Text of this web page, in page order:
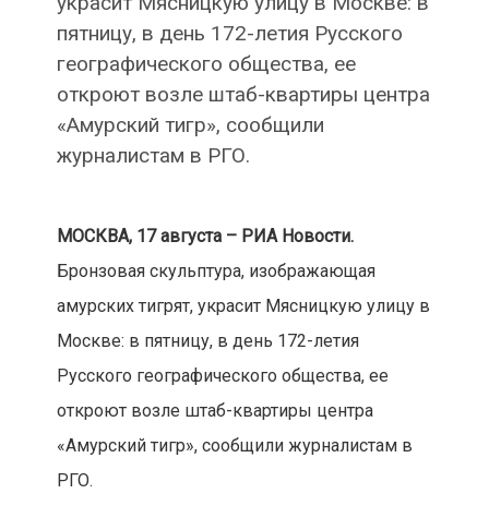
пятницу, в день 172-летия Русского
географического общества, ее
откроют возле штаб-квартиры центра
«Амурский тигр», сообщили
журналистам в РГО.
МОСКВА, 17 августа – РИА Новости.
Бронзовая скульптура, изображающая
амурских тигрят, украсит Мясницкую улицу в
Москве: в пятницу, в день 172-летия
Русского географического общества, ее
откроют возле штаб-квартиры центра
«Амурский тигр», сообщили журналистам в
РГО.